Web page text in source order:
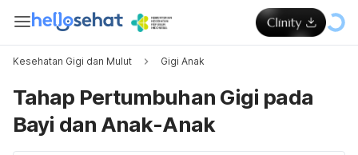
Kesehatan Gigi dan Mulut Gigi Anak
Tahap Pertumbuhan Gigi pada
Bayi dan Anak-Anak